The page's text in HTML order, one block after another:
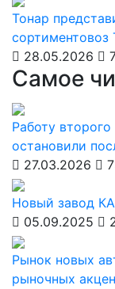
Тонар
сортиментовоз
28.05.2026
Самое
Работу
остановили
27.03.2026
Новый завод
05.09.2025
Рынок новых
рыночных